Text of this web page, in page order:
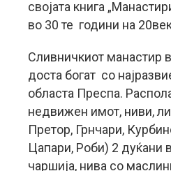
својата книга
во 30 те години на
Сливничкиот манастир
доста богат со
областа Преспа.
недвижен имот, ниви,
Претор, Грнчари,
Цапари, Роби) 2 дуќани
чаршија, нива со